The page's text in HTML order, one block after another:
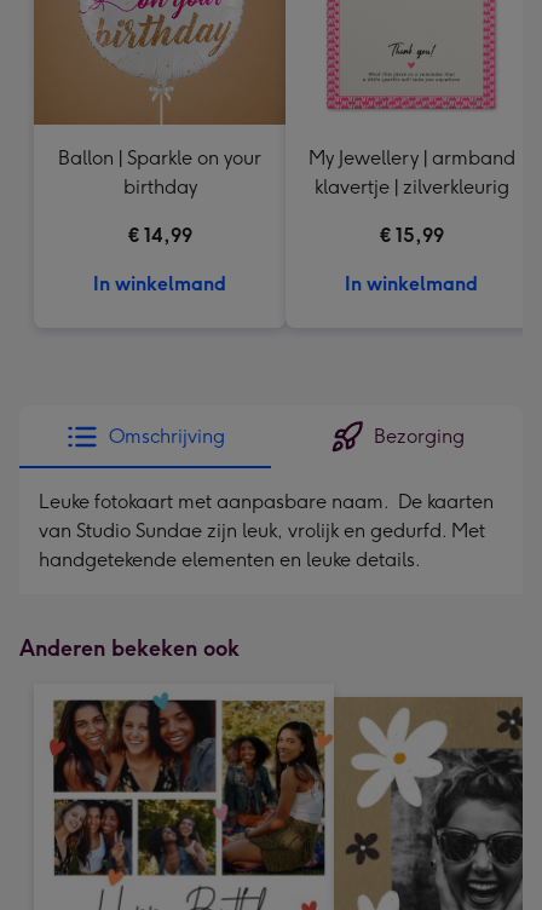
Ballon | Sparkle on your
birthday
€ 14,99
In winkelmand
My Jewellery | armband
klavertje | zilverkleurig
€ 15,99
In winkelmand
Omschrijving Bezorging
Leuke fotokaart met aanpasbare naam. De kaarten
van Studio Sundae zijn leuk, vrolijk en gedurfd. Met
handgetekende elementen en leuke details.
Anderen bekeken ook